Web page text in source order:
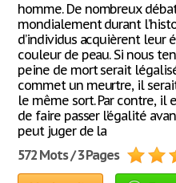
homme. De nombreux
mondialement durant
d’individus acquièrent leur
couleur de peau. Si nous
peine de mort serait
commet un meurtre, il
le même sort. Par contre,
de faire passer l’égalité
peut juger de la
572 Mots / 3 Pages